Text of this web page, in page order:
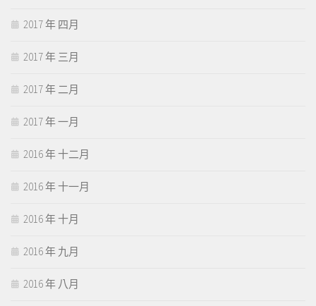
2017 年 四月
2017 年 三月
2017 年 二月
2017 年 一月
2016 年 十二月
2016 年 十一月
2016 年 十月
2016 年 九月
2016 年 八月